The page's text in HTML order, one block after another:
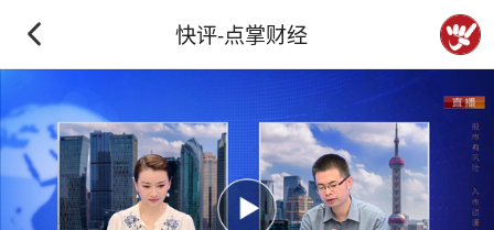
快评-点掌财经